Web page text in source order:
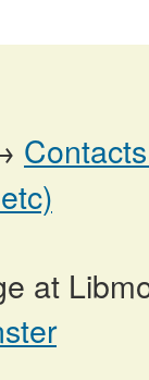
at